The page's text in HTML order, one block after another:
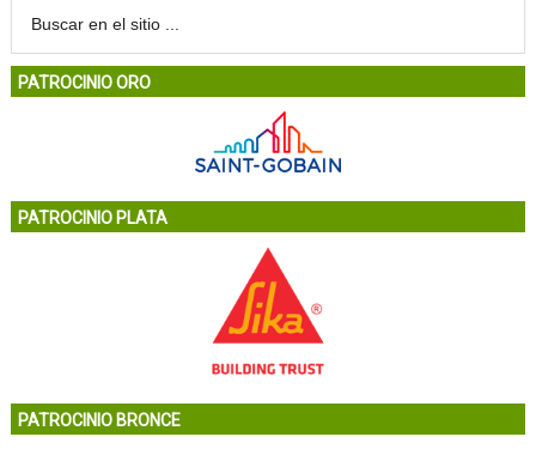
PATROCINIO ORO
PATROCINIO PLATA
PATROCINIO BRONCE